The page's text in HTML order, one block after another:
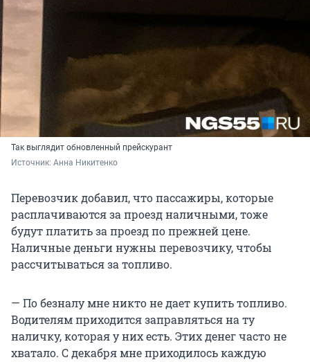
Так выглядит обновленный прейскурант
Источник: Анна Никитенко
Перевозчик добавил, что пассажиры, которые
расплачиваются за проезд наличными, тоже
будут платить за проезд по прежней цене.
Наличные деньги нужны перевозчику, чтобы
рассчитываться за топливо.
— По безналу мне никто не дает купить топливо.
Водителям приходится заправляться на ту
наличку, которая у них есть. Этих денег часто не
хватало. С декабря мне приходилось каждую